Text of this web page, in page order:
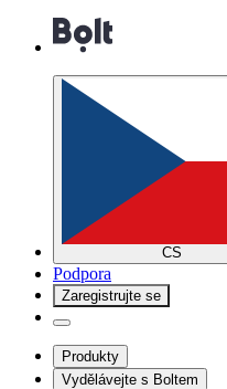
CS
Podpora
Zaregistrujte se
Produkty
Vydělávejte s Boltem